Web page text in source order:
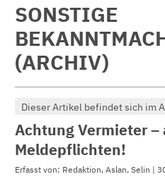
SONSTIGE
(ARCHIV)
Dieser Artikel befindet sich im
Achtung Vermieter –
Meldepflichten!
Erfasst von: Redaktion, Aslan, Selin |